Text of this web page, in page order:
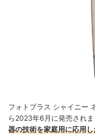
フォトプラス シャイニー
ら2023年6月に発売されま
器の技術を家庭用に応用